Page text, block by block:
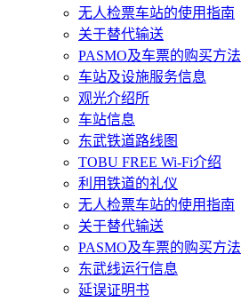
无人检票车站的使用指南
关于替代输送
PASMO及车票的购买方法
车站及设施服务信息
观光介绍所
车站信息
东武铁道路线图
TOBU FREE Wi-Fi介绍
利用铁道的礼仪
无人检票车站的使用指南
关于替代输送
PASMO及车票的购买方法
东武线运行信息
延误证明书